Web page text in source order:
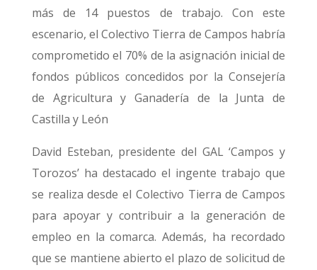
más de 14 puestos de trabajo. Con este
escenario, el Colectivo Tierra de Campos habría
comprometido el 70% de la asignación inicial de
fondos públicos concedidos por la Consejería
de Agricultura y Ganadería de la Junta de
Castilla y León
David Esteban, presidente del GAL ‘Campos y
Torozos’ ha destacado el ingente trabajo que
se realiza desde el Colectivo Tierra de Campos
para apoyar y contribuir a la generación de
empleo en la comarca. Además, ha recordado
que se mantiene abierto el plazo de solicitud de